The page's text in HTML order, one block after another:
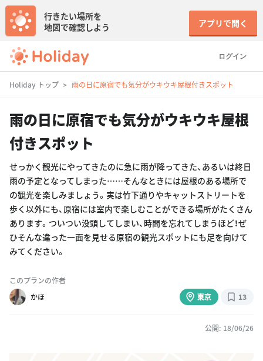
ログイン
行きたい場所を
地図で確認しよう
アプリで開く
Holiday トップ 雨の日に原宿でも気分がウキウキ屋根付きスポット
雨の日に原宿でも気分がウキウキ屋根
付きスポット
せっかく観光にやってきたのに急に雨が降ってきた、あるいは終日
雨の予定となってしまった……そんなときには屋根のある場所で
の観光を楽しみましょう。実は竹下通りやキャットストリートを
歩く以外にも、原宿には室内で楽しむことができる場所がたくさん
あります。ついつい没頭してしまい、時間を忘れてしまうほど！ぜ
ひそんな違った一面を見せる原宿の観光スポットにも足を向けて
みてください。
このプランの作者
かほ
東京 13
公開: 18/06/26